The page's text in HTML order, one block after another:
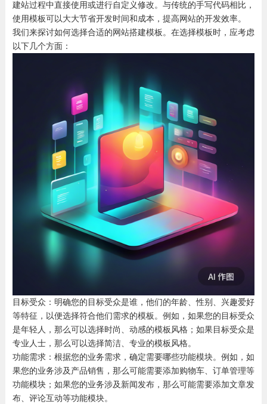
建站过程中直接使用或进行自定义修改。与传统的手写代码相比，
使用模板可以大大节省开发时间和成本，提高网站的开发效率。
我们来探讨如何选择合适的网站搭建模板。在选择模板时，应考虑
以下几个方面：
目标受众：明确您的目标受众是谁，他们的年龄、性别、兴趣爱好
等特征，以便选择符合他们需求的模板。例如，如果您的目标受众
是年轻人，那么可以选择时尚、动感的模板风格；如果目标受众是
专业人士，那么可以选择简洁、专业的模板风格。
功能需求：根据您的业务需求，确定需要哪些功能模块。例如，如
果您的业务涉及产品销售，那么可能需要添加购物车、订单管理等
功能模块；如果您的业务涉及新闻发布，那么可能需要添加文章发
布、评论互动等功能模块。